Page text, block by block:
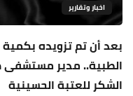
اخبار وتقارير
بعد أن تم تزويده
الطبية.. مدير مستشفى
الشكر للعتبة الحسينية